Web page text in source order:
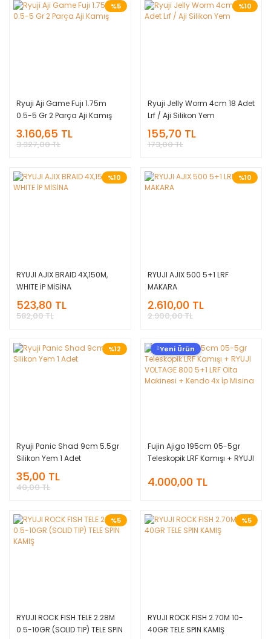
%5
Ryuji Aji Game Fujı 1.75m
0.5-5 Gr 2 Parça Aji Kamış
3.160,65 TL
3.327,00 TL
%10
Ryuji Jelly Worm 4cm 18 Adet
Lrf / Aji Silikon Yem
155,70 TL
173,00 TL
%10
RYUJI AJIX BRAID 4X,150M,
WHITE İP MİSİNA
523,80 TL
582,00 TL
%10
RYUJI AJIX 500 5+1 LRF
MAKARA
2.610,00 TL
2.900,00 TL
%12
Ryuji Panic Shad 9cm 5.5gr
Silikon Yem 1 Adet
35,00 TL
40,00 TL
Yeni Ürün
Fujin Ajigo 195cm 05-5gr
Teleskopik LRF Kamışı + RYUJI
Makinesi + Kendo 4x İp
4.000,00 TL
%5
RYUJI ROCK FISH TELE 2.28M
0.5-10GR (SOLID TIP) TELE SPIN
%5
RYUJI ROCK FISH 2.70M 10-
40GR TELE SPIN KAMIŞ